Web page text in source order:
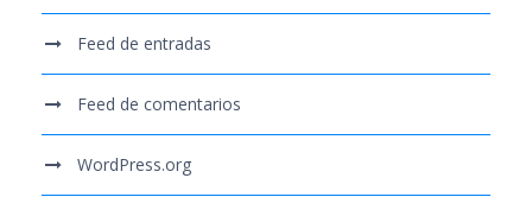
Feed de entradas
Feed de comentarios
WordPress.org